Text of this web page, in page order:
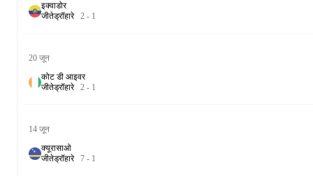
इक्वाडोर
जीतेड्रॉहारे 2 - 1
20 जून
कोट डी आइवर
जीतेड्रॉहारे 2 - 1
14 जून
क्यूरासाओ
जीतेड्रॉहारे 7 - 1